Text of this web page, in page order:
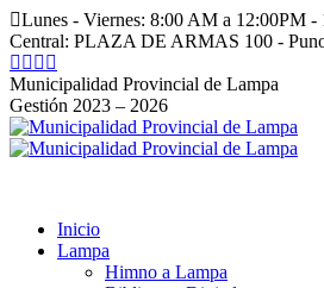
Saltar
al
contenido
Lunes - Viernes: 8:00 AM a 12:00PM -
Central: PLAZA DE ARMAS 100 -
Facebook
page
opens
in
new
Instagram
page
opens
in
new
YouTube
page
opens
in
new
page
opens
in
new
Municipalidad Provincial de Lampa
Gestión 2023 – 2026
Inicio
Lampa
Himno a Lampa